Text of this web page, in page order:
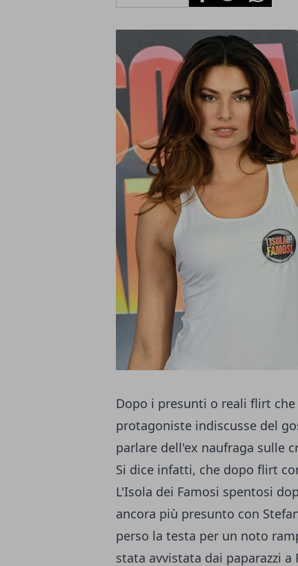
Dopo i presunti o reali flirt
protagoniste indiscusse del
parlare dell'ex naufraga sulle
Si dice infatti, che dopo flirt
L'Isola dei Famosi spentosi
ancora più presunto con
perso la testa per un noto
stata avvistata dai paparazzi